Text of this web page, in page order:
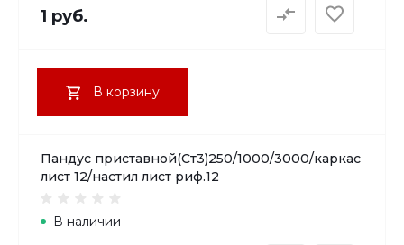
1 руб.
В корзину
Пандус приставной(Ст3)250/1000/3000/каркас
лист 12/настил лист риф.12
В наличии